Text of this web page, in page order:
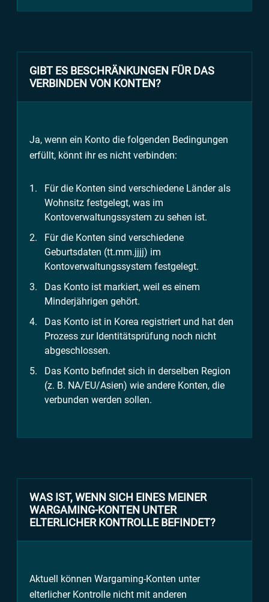
GIBT ES BESCHRÄNKUNGEN FÜR DAS
VERBINDEN VON KONTEN?
Ja, wenn ein Konto die folgenden Bedingungen
erfüllt, könnt ihr es nicht verbinden:
Für die Konten sind verschiedene Länder als
Wohnsitz festgelegt, was im
Kontoverwaltungssystem zu sehen ist.
Für die Konten sind verschiedene
Geburtsdaten (tt.mm.jjjj) im
Kontoverwaltungssystem festgelegt.
Das Konto ist markiert, weil es einem
Minderjährigen gehört.
Das Konto ist in Korea registriert und hat den
Prozess zur Identitätsprüfung noch nicht
abgeschlossen.
Das Konto befindet sich in derselben Region
(z. B. NA/EU/Asien) wie andere Konten, die
verbunden werden sollen.
WAS IST, WENN SICH EINES MEINER
WARGAMING-KONTEN UNTER
ELTERLICHER KONTROLLE BEFINDET?
Aktuell können Wargaming-Konten unter
elterlicher Kontrolle nicht mit anderen